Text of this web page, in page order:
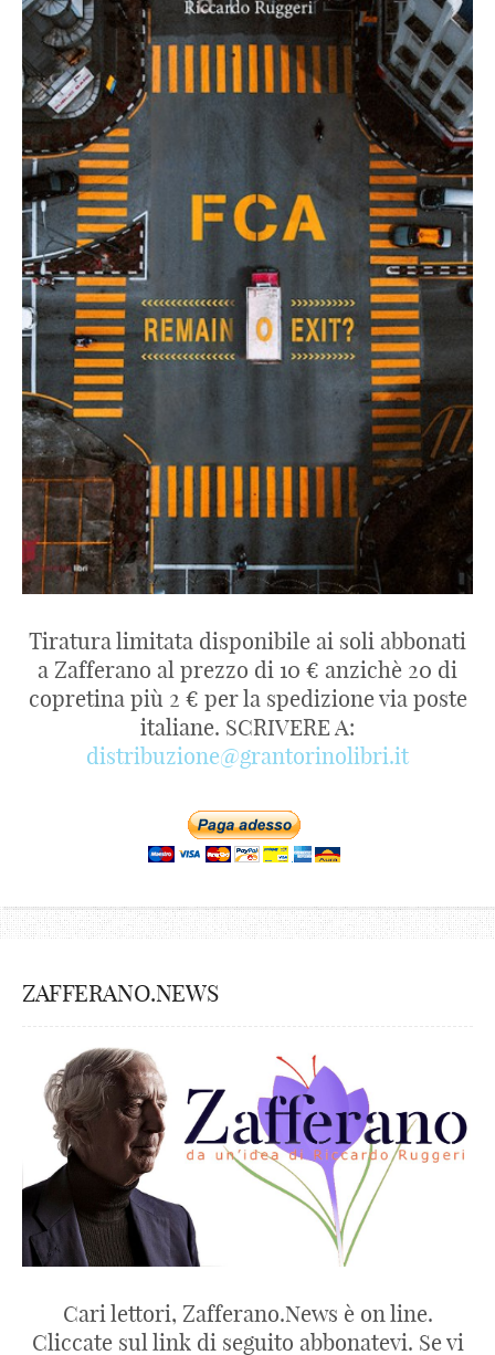
Tiratura limitata disponibile ai soli abbonati
a Zafferano al prezzo di 10 € anzichè 20 di
copretina più 2 € per la spedizione via poste
italiane. SCRIVERE A:
distribuzione@grantorinolibri.it
ZAFFERANO.NEWS
Cari lettori, Zafferano.News è on line.
Cliccate sul link di seguito abbonatevi. Se vi